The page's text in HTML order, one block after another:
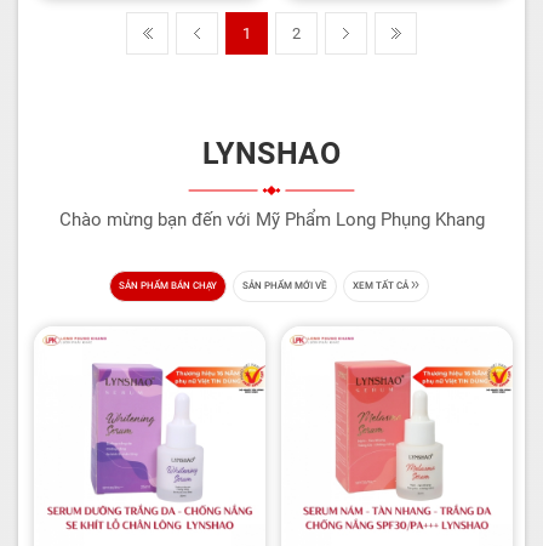
1 2
LYNSHAO
Chào mừng bạn đến với Mỹ Phẩm Long Phụng Khang
SẢN PHẨM BÁN CHẠY SẢN PHẨM MỚI VỀ XEM TẤT CẢ